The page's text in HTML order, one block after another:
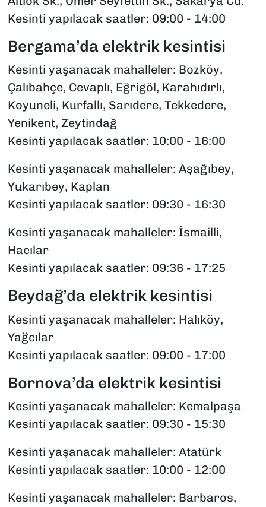
Kesinti yapılacak saatler: 09:00 - 14:00
Bergama’da elektrik kesintisi
Kesinti yaşanacak mahalleler: Bozköy,
Çalıbahçe, Cevaplı, Eğrigöl, Karahıdırlı,
Koyuneli, Kurfallı, Sarıdere, Tekkedere,
Yenikent, Zeytindağ
Kesinti yapılacak saatler: 10:00 - 16:00
Kesinti yaşanacak mahalleler: Aşağıbey,
Yukarıbey, Kaplan
Kesinti yapılacak saatler: 09:30 - 16:30
Kesinti yaşanacak mahalleler: İsmailli,
Hacılar
Kesinti yapılacak saatler: 09:36 - 17:25
Beydağ’da elektrik kesintisi
Kesinti yaşanacak mahalleler: Halıköy,
Yağcılar
Kesinti yapılacak saatler: 09:00 - 17:00
Bornova’da elektrik kesintisi
Kesinti yaşanacak mahalleler: Kemalpaşa
Kesinti yapılacak saatler: 09:30 - 15:30
Kesinti yaşanacak mahalleler: Atatürk
Kesinti yapılacak saatler: 10:00 - 12:00
Kesinti yaşanacak mahalleler: Barbaros,